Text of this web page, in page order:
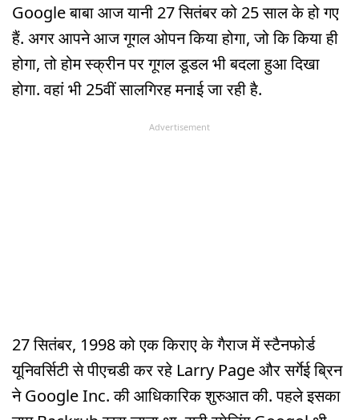
Google बाबा आज यानी 27 सितंबर को 25 साल के हो गए
हैं. अगर आपने आज गूगल ओपन किया होगा, जो कि किया ही
होगा, तो होम स्क्रीन पर गूगल डूडल भी बदला हुआ दिखा
होगा. वहां भी 25वीं सालगिरह मनाई जा रही है.
Advertisement
27 सितंबर, 1998 को एक किराए के गैराज में स्टैनफोर्ड
यूनिवर्सिटी से पीएचडी कर रहे Larry Page और सर्गेई ब्रिन
ने Google Inc. की आधिकारिक शुरुआत की. पहले इसका